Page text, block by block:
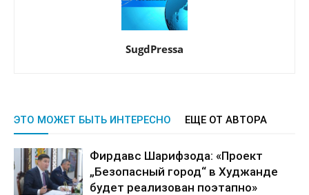
SugdPressa
ЭТО МОЖЕТ БЫТЬ ИНТЕРЕСНО ЕЩЕ ОТ АВТОРА
Фирдавс Шарифзода: «Проект
„Безопасный город“ в Худжанде
будет реализован поэтапно»